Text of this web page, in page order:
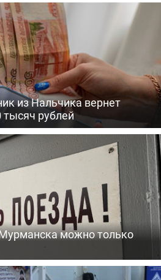
из Нальчика вернет
тысяч рублей
можно только